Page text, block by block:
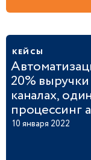
кейсы
20%
каналах,
процессинг
10 января 2022